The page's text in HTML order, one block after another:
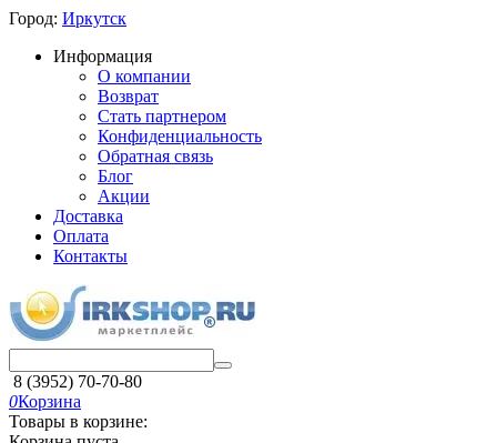
Город: Иркутск
Информация
О компании
Возврат
Стать партнером
Конфиденциальность
Обратная связь
Блог
Акции
Доставка
Оплата
Контакты
8 (3952) 70-70-80
0Корзина
Товары в корзине: